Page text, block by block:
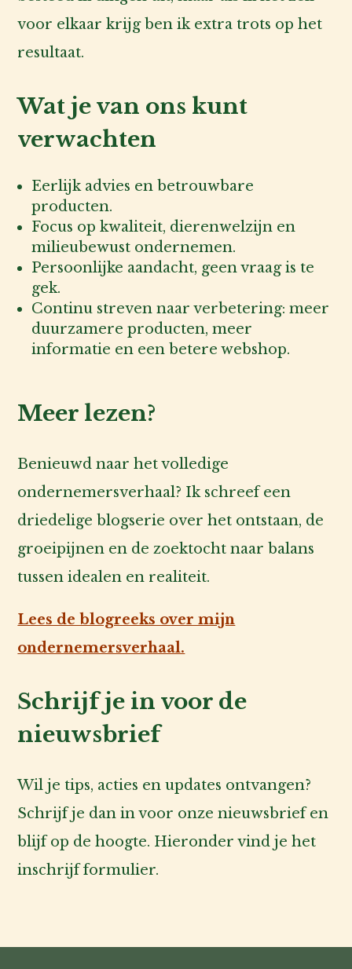
voor elkaar krijg ben ik extra trots op het
resultaat.
Wat je van ons kunt
verwachten
Eerlijk advies en betrouwbare
producten.
Focus op kwaliteit, dierenwelzijn en
milieubewust ondernemen.
Persoonlijke aandacht, geen vraag is te
gek.
Continu streven naar verbetering: meer
duurzamere producten, meer
informatie en een betere webshop.
Meer lezen?
Benieuwd naar het volledige
ondernemersverhaal? Ik schreef een
driedelige blogserie over het ontstaan, de
groeipijnen en de zoektocht naar balans
tussen idealen en realiteit.
Lees de blogreeks over mijn
ondernemersverhaal.
Schrijf je in voor de
nieuwsbrief
Wil je tips, acties en updates ontvangen?
Schrijf je dan in voor onze nieuwsbrief en
blijf op de hoogte. Hieronder vind je het
inschrijf formulier.